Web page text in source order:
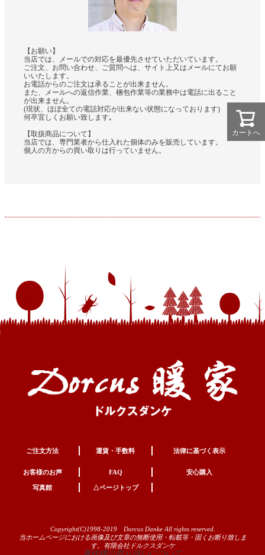
【お願い】
当店では、メールでの対応を最優先させていただいています。
ご注文、お問い合わせ、ご質問へは、サイト上又はメールにてお願
いいたします。
お電話からのご注文は承ることが出来ません。
また、メールへの返信作業、梱包作業等の業務中は電話に出ること
が出来ません。
(現状、ほぼ全ての電話対応が出来ない状態になっております)
何卒宜しくお願い致します｡
【取扱商品について】
当店では、専門業者から仕入れた個体のみを販売しています。
個人の方からの買い取りは行っていません。
ご注文方法 運賃・手数料 法律に基づく表示
お客様のお声 FAQ 安心購入
写真館 △ページトップ
Copyright(C)1998-2019 Dorcus Danke All rights reserved.
当ホームページにおける画像及び文章の無断使用・転載等・固くお断り致しま
す。有限会社ドルクスダンケ
カートへ